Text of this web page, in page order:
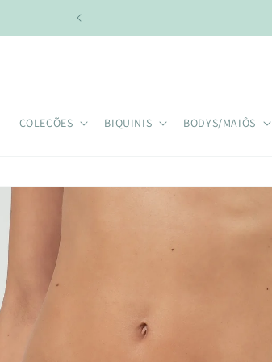
COLEÇÕES BIQUINIS BODYS/MAIÔS